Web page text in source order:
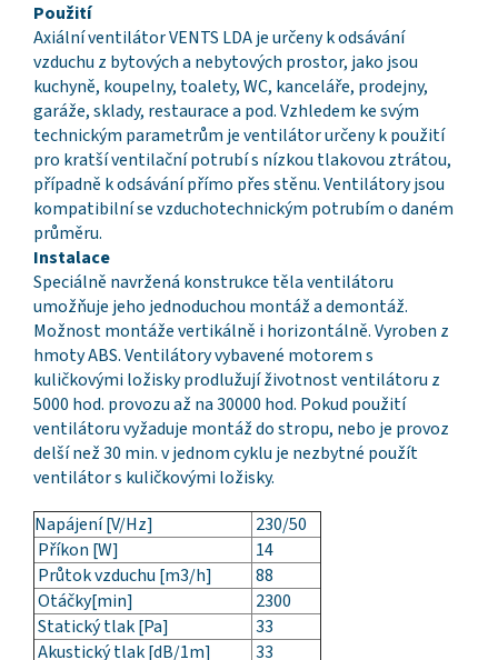
Použití
Axiální ventilátor VENTS LDA je určeny k odsávání
vzduchu z bytových a nebytových prostor, jako jsou
kuchyně, koupelny, toalety, WC, kanceláře, prodejny,
garáže, sklady, restaurace a pod. Vzhledem ke svým
technickým parametrům je ventilátor určeny k použití
pro kratší ventilační potrubí s nízkou tlakovou ztrátou,
případně k odsávání přímo přes stěnu. Ventilátory jsou
kompatibilní se vzduchotechnickým potrubím o daném
průměru.
Instalace
Speciálně navržená konstrukce těla ventilátoru
umožňuje jeho jednoduchou montáž a demontáž.
Možnost montáže vertikálně i horizontálně. Vyroben z
hmoty ABS. Ventilátory vybavené motorem s
kuličkovými ložisky prodlužují životnost ventilátoru z
5000 hod. provozu až na 30000 hod. Pokud použití
ventilátoru vyžaduje montáž do stropu, nebo je provoz
delší než 30 min. v jednom cyklu je nezbytné použít
ventilátor s kuličkovými ložisky.
Napájení [V/Hz]
230/50
Příkon [W]
14
Průtok vzduchu [m3/h]
88
Otáčky[min]
2300
Statický tlak [Pa]
33
Akustický tlak [dB/1m]
33